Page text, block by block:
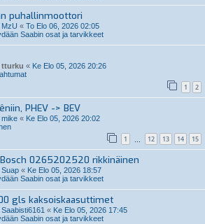
puhallinmoottori
MzU « To Elo 06, 2026 02:05
Saabin osat ja tarvikkeet
tturku « Ke Elo 05, 2026 20:26
1 2
PHEV -> BEV
mike « Ke Elo 05, 2026 20:02
1 12 13 14 15
0265202520 rikkinäinen
Suap « Ke Elo 05, 2026 18:57
Saabin osat ja tarvikkeet
gls kaksoiskaasuttimet
Saabisti6161 « Ke Elo 05, 2026 17:45
Saabin osat ja tarvikkeet